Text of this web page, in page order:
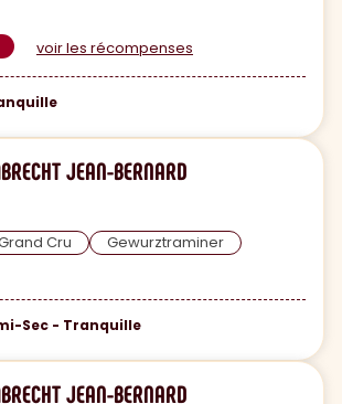
voir les récompenses
JEAN-BERNARD
Cru
Gewurztraminer
Sec - Tranquille
JEAN-BERNARD